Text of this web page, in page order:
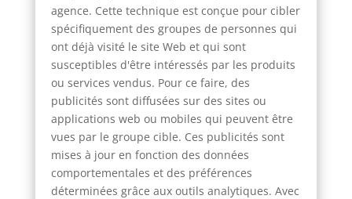
agence. Cette technique est conçue pour cibler
spécifiquement des groupes de personnes qui
ont déjà visité le site Web et qui sont
susceptibles d'être intéressés par les produits
ou services vendus. Pour ce faire, des
publicités sont diffusées sur des sites ou
applications web ou mobiles qui peuvent être
vues par le groupe cible. Ces publicités sont
mises à jour en fonction des données
comportementales et des préférences
déterminées grâce aux outils analytiques. Avec